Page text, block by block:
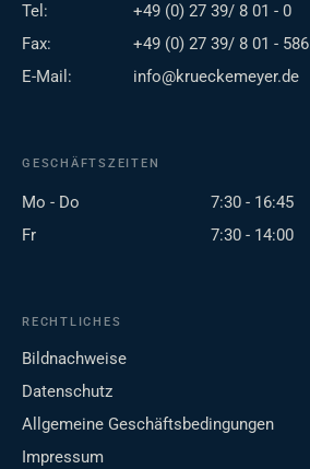
Tel:
+49 (0) 27 39/ 8 01 - 0
Fax:
+49 (0) 27 39/ 8 01 - 586
E-Mail:
info@krueckemeyer.de
GESCHÄFTSZEITEN
Mo - Do
7:30 - 16:45
Fr
7:30 - 14:00
RECHTLICHES
Bildnachweise
Datenschutz
Allgemeine Geschäftsbedingungen
Impressum